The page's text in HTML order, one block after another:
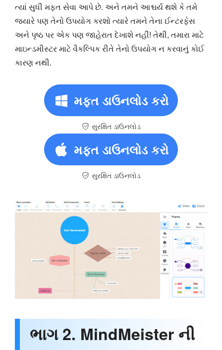
ત્યાં સુધી મફત સેવા આપે છે. અને તમને આશ્ચર્ય થશે કે તમે
જ્યારે પણ તેનો ઉપયોગ કરશો ત્યારે તમને તેના ઈન્ટરફેસ
અને પૃષ્ઠ પર એક પણ જાહેરાત દેખાશે નહીં! તેથી, તમારા માટે
માઇન્ડમીસ્ટર માટે વૈકલ્પિક રીતે તેનો ઉપયોગ ન કરવાનું કોઈ
કારણ નથી.
મફત ડાઉનલોડ કરો
સુરક્ષિત ડાઉનલોડ
મફત ડાઉનલોડ કરો
સુરક્ષિત ડાઉનલોડ
ભાગ 2. MindMeister ની